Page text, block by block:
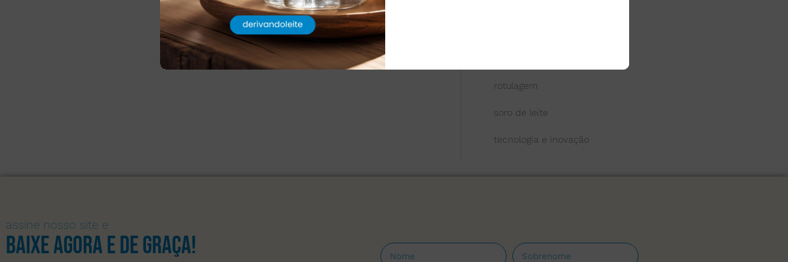
rotulagem
soro de leite
tecnologia e inovação
assine nosso site e
Baixe agora e de graça!